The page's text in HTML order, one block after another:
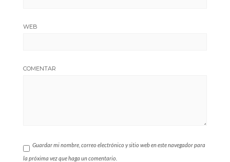
WEB
COMENTAR
Guardar mi nombre, correo electrónico y sitio web en este navegador para
la próxima vez que haga un comentario.